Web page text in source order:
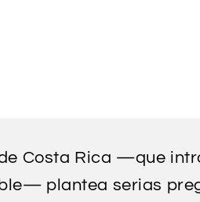
Costa Rica —que
plantea serias